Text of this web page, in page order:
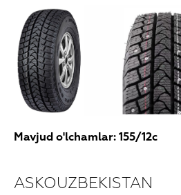
Mavjud o'lchamlar: 155/12c
ASKOUZBEKISTAN
Xarid qilish uchun!